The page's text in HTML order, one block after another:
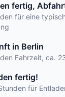
fertig,
für eine
in Berlin
Fahrzeit, ca.
fertig!
für